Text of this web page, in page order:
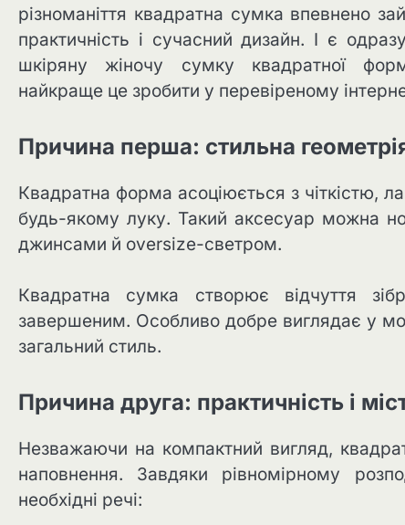
різноманіття квадратна сумка впевнено
практичність і сучасний дизайн. І є
шкіряну жіночу сумку квадратної
найкраще це зробити у перевіреному
Причина перша: стильна
Квадратна форма асоціюється з чіткістю,
будь-якому луку. Такий аксесуар можна
джинсами й oversize-светром.
Квадратна сумка створює відчуття
завершеним. Особливо добре виглядає у
загальний стиль.
Причина друга: практичність і
Незважаючи на компактний вигляд,
наповнення. Завдяки рівномірному
необхідні речі: